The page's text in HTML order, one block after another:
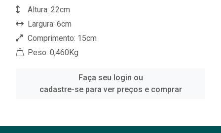
Altura: 22cm
Largura: 6cm
Comprimento: 15cm
Peso: 0,460Kg
Faça seu login ou
cadastre-se para ver preços e comprar